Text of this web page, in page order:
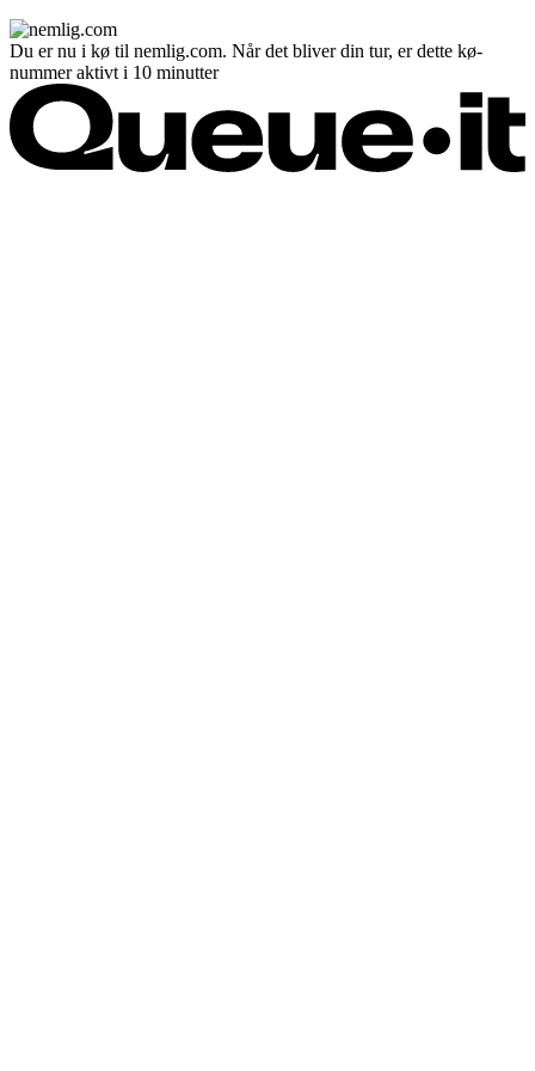
Du er nu i kø til nemlig.com. Når det bliver din tur, er dette kø-
nummer aktivt i 10 minutter